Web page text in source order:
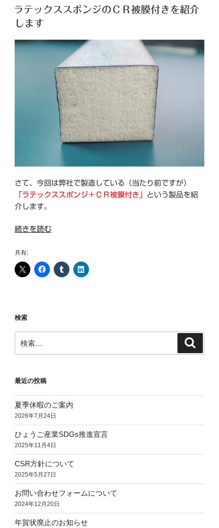
稿
日:
ラテックススポンジのＣＲ被膜付きを紹介
します
さて、今回は弊社で製造している（当たり前ですが）
「ラテックススポンジ＋ＣＲ被膜付き」 という製品を紹
介します。
“ラ
ッ
ク
ス
ジ
の
Ｃ
膜
き
を
介
ま
す”
続きを読む
共有:
検索
索:
最近の投稿
夏季休暇のご案内
2026年7月24日
ひょうご産業SDGs推進宣言
2025年11月4日
CSR方針について
2025年5月27日
お問い合わせフォームについて
2024年12月20日
年賀状廃止のお知らせ